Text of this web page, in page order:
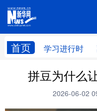
首页 学习进行时
学习进行时 高层
财经
拼豆为什么
2026-06-02